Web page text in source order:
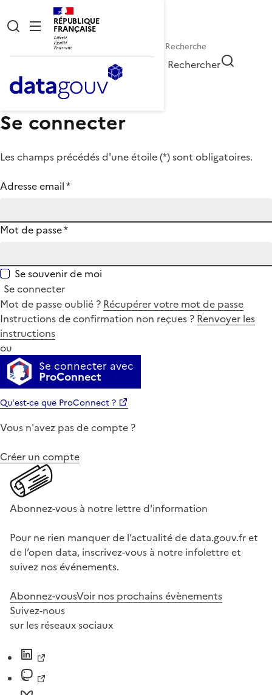
RÉPUBLIQUE
FRANÇAISE
Rechercher
Se connecter
Les champs précédés d'une étoile (*) sont obligatoires.
Adresse email*
Mot de passe*
Se souvenir de moi
Se connecter
Mot de passe oublié ? Récupérer votre mot de passe
Instructions de confirmation non reçues ? Renvoyer les
instructions
ou
Se connecter avec
ProConnect
Qu'est-ce que ProConnect ?
Vous n'avez pas de compte ?
Créer un compte
Abonnez-vous à notre lettre d'information
Pour ne rien manquer de l’actualité de data.gouv.fr et
de l’open data, inscrivez-vous à notre infolettre et
suivez nos événements.
Abonnez-vousVoir nos prochains évènements
Suivez-nous
sur les réseaux sociaux